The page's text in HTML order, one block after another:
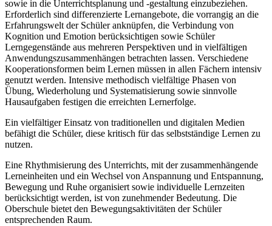
sowie in die Unterrichtsplanung und -gestaltung einzubeziehen.
Erforderlich sind differenzierte Lernangebote, die vorrangig an die
Erfahrungswelt der Schüler anknüpfen, die Verbindung von
Kognition und Emotion berücksichtigen sowie Schüler
Lerngegenstände aus mehreren Perspektiven und in vielfältigen
Anwendungszusammenhängen betrachten lassen. Verschiedene
Kooperationsformen beim Lernen müssen in allen Fächern intensiv
genutzt werden. Intensive methodisch vielfältige Phasen von
Übung, Wiederholung und Systematisierung sowie sinnvolle
Hausaufgaben festigen die erreichten Lernerfolge.
Ein vielfältiger Einsatz von traditionellen und digitalen Medien
befähigt die Schüler, diese kritisch für das selbstständige Lernen zu
nutzen.
Eine Rhythmisierung des Unterrichts, mit der zusammenhängende
Lerneinheiten und ein Wechsel von Anspannung und Entspannung,
Bewegung und Ruhe organisiert sowie individuelle Lernzeiten
berücksichtigt werden, ist von zunehmender Bedeutung. Die
Oberschule bietet den Bewegungsaktivitäten der Schüler
entsprechenden Raum.